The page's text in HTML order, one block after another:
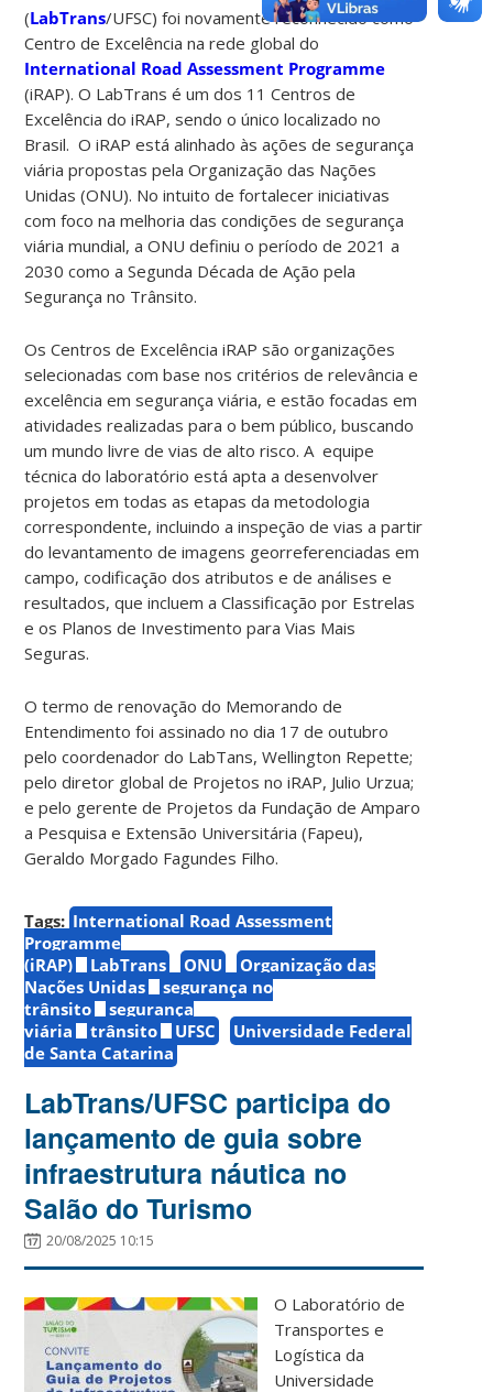
(LabTrans/UFSC) foi novamente reconhecido como
Centro de Excelência na rede global do
International Road Assessment Programme
(iRAP). O LabTrans é um dos 11 Centros de
Excelência do iRAP, sendo o único localizado no
Brasil. O iRAP está alinhado às ações de segurança
viária propostas pela Organização das Nações
Unidas (ONU). No intuito de fortalecer iniciativas
com foco na melhoria das condições de segurança
viária mundial, a ONU definiu o período de 2021 a
2030 como a Segunda Década de Ação pela
Segurança no Trânsito.
Os Centros de Excelência iRAP são organizações
selecionadas com base nos critérios de relevância e
excelência em segurança viária, e estão focadas em
atividades realizadas para o bem público, buscando
um mundo livre de vias de alto risco. A equipe
técnica do laboratório está apta a desenvolver
projetos em todas as etapas da metodologia
correspondente, incluindo a inspeção de vias a partir
do levantamento de imagens georreferenciadas em
campo, codificação dos atributos e de análises e
resultados, que incluem a Classificação por Estrelas
e os Planos de Investimento para Vias Mais
Seguras.
O termo de renovação do Memorando de
Entendimento foi assinado no dia 17 de outubro
pelo coordenador do LabTans, Wellington Repette;
pelo diretor global de Projetos no iRAP, Julio Urzua;
e pelo gerente de Projetos da Fundação de Amparo
a Pesquisa e Extensão Universitária (Fapeu),
Geraldo Morgado Fagundes Filho.
Tags: International Road Assessment
Programme
(iRAP)
LabTrans ONU
Organização das
Nações Unidas
segurança no
trânsito
segurança
viária
trânsito UFSC
Universidade Federal
de Santa Catarina
LabTrans/UFSC participa do
lançamento de guia sobre
infraestrutura náutica no
Salão do Turismo
20/08/2025 10:15
O Laboratório de
Transportes e
Logística da
Universidade